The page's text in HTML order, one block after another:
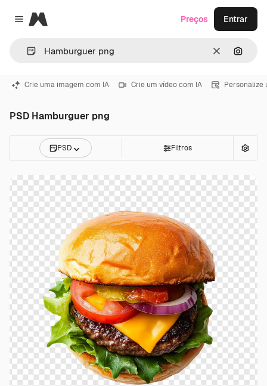
Close menu
Magnific
Limpar
Preços Entrar
Crie uma imagem com IA Crie um vídeo com IA Personalize
PSD Hamburguer png
PSD Filtros